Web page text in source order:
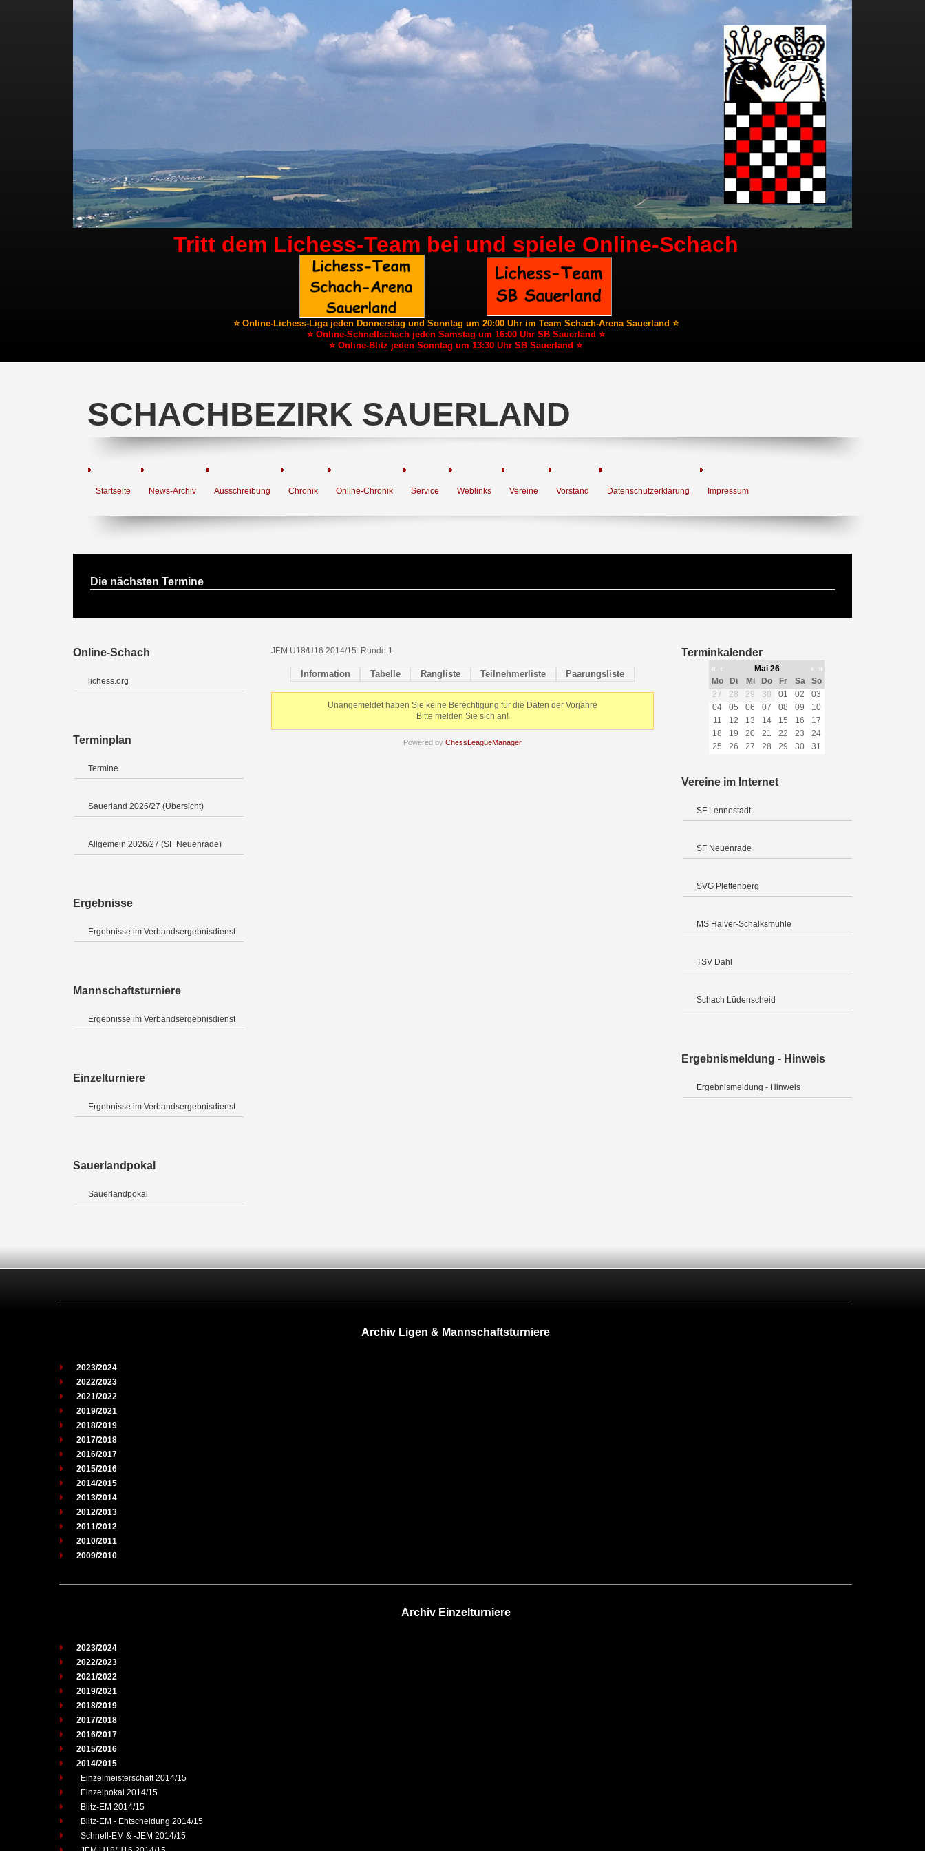
Tritt dem Lichess-Team bei und spiele Online-Schach
⭐ Online-Lichess-Liga jeden Donnerstag und Sonntag um 20:00 Uhr im Team Schach-Arena Sauerland ⭐
⭐ Online-Schnellschach jeden Samstag um 16:00 Uhr SB Sauerland ⭐
⭐ Online-Blitz jeden Sonntag um 13:30 Uhr SB Sauerland ⭐
SCHACHBEZIRK SAUERLAND
Startseite News-Archiv Ausschreibung Chronik Online-Chronik Service Weblinks Vereine Vorstand Datenschutzerklärung Impressum
Die nächsten Termine
Online-Schach
lichess.org
Terminplan
Termine
Sauerland 2026/27 (Übersicht)
Allgemein 2026/27 (SF Neuenrade)
Ergebnisse
Ergebnisse im Verbandsergebnisdienst
Mannschaftsturniere
Ergebnisse im Verbandsergebnisdienst
Einzelturniere
Ergebnisse im Verbandsergebnisdienst
Sauerlandpokal
Sauerlandpokal
JEM U18/U16 2014/15: Runde 1
Information Tabelle Rangliste Teilnehmerliste Paarungsliste
Unangemeldet haben Sie keine Berechtigung für die Daten der Vorjahre
Bitte melden Sie sich an!
Powered by ChessLeagueManager
Terminkalender
« ‹ Mai 26 ›
»
Mo
Di Mi Do Fr Sa
So
27
28 29 30 01 02
03
04
05 06 07 08 09
10
11
12 13 14 15 16
17
18
19 20 21 22 23
24
25
26 27 28 29 30 31
Vereine im Internet
SF Lennestadt
SF Neuenrade
SVG Plettenberg
MS Halver-Schalksmühle
TSV Dahl
Schach Lüdenscheid
Ergebnismeldung - Hinweis
Ergebnismeldung - Hinweis
Archiv Ligen & Mannschaftsturniere
2023/2024
2022/2023
2021/2022
2019/2021
2018/2019
2017/2018
2016/2017
2015/2016
2014/2015
2013/2014
2012/2013
2011/2012
2010/2011
2009/2010
Archiv Einzelturniere
2023/2024
2022/2023
2021/2022
2019/2021
2018/2019
2017/2018
2016/2017
2015/2016
2014/2015
Einzelmeisterschaft 2014/15
Einzelpokal 2014/15
Blitz-EM 2014/15
Blitz-EM - Entscheidung 2014/15
Schnell-EM & -JEM 2014/15